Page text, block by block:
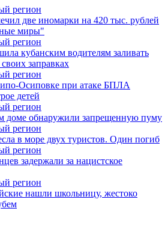
регион
две иномарки на 420 тыс. рублей
миры"
регион
кубанским водителям заливать
заправках
регион
Осиповке при атаке БПЛА
детей
регион
доме обнаружили запрещенную пуму
регион
в море двух туристов. Один погиб
регион
задержали за нацистское
регион
нашли школьницу, жестоко